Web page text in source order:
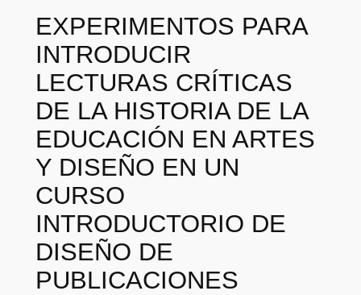
EXPERIMENTOS PARA
INTRODUCIR
LECTURAS CRÍTICAS
DE LA HISTORIA DE LA
EDUCACIÓN EN ARTES
Y DISEÑO EN UN
CURSO
INTRODUCTORIO DE
DISEÑO DE
PUBLICACIONES